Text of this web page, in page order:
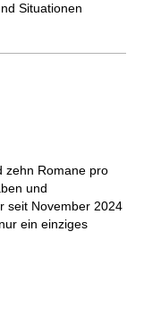
Situationen
zehn Romane pro
und
seit November 2024
ein einziges